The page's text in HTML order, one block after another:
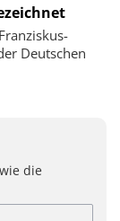
Deutschen
die